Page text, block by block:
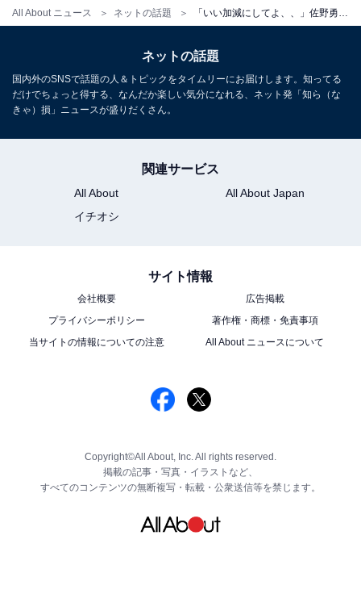
All About ニュース ネットの話題
ネットの話題
国内外のSNSで話題の人＆トピックをタイムリーにお届けします。知ってる
だけでちょっと得する、なんだか楽しい気分になれる、ネット発「知ら（な
きゃ）損」ニュースが盛りだくさん。
関連サービス
All About
All About Japan
イチオシ
サイト情報
会社概要
広告掲載
プライバシーポリシー
著作権・商標・免責事項
当サイトの情報についての注意
All About ニュースについて
Copyright©All About, Inc. All rights reserved.
掲載の記事・写真・イラストなど、
すべてのコンテンツの無断複写・転載・公衆送信等を禁じます。